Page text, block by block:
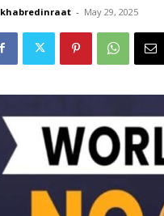
khabredinraat - May 29, 2025